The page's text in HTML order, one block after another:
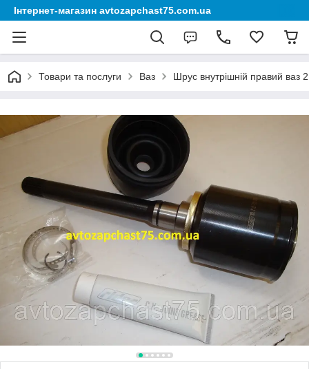
Інтернет-магазин avtozapchast75.com.ua
Товари та послуги Ваз Шрус внутрішній правий